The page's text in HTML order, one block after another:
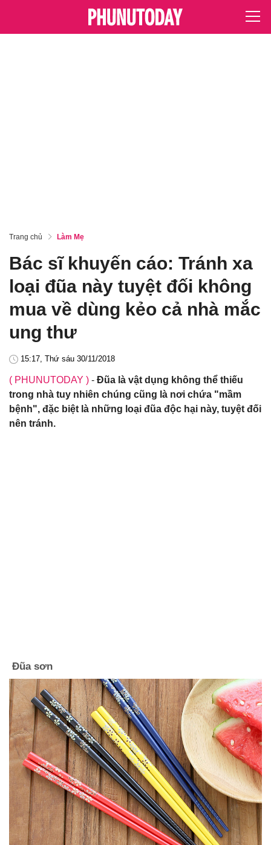
Trang chủ Làm Mẹ
Bác sĩ khuyến cáo: Tránh xa
loại đũa này tuyệt đối không
mua về dùng kẻo cả nhà mắc
ung thư
15:17, Thứ sáu 30/11/2018
( PHUNUTODAY ) - Đũa là vật dụng không thể thiếu
trong nhà tuy nhiên chúng cũng là nơi chứa "mầm
bệnh", đặc biệt là những loại đũa độc hại này, tuyệt đối
nên tránh.
Đũa sơn